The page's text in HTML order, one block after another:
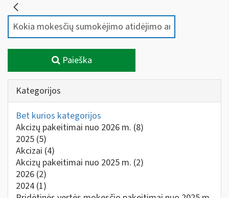
Paieška
Kategorijos
Bet kurios kategorijos
Akcizų pakeitimai nuo 2026 m. (8)
2025 (5)
Akcizai (4)
Akcizų pakeitimai nuo 2025 m. (2)
2026 (2)
2024 (1)